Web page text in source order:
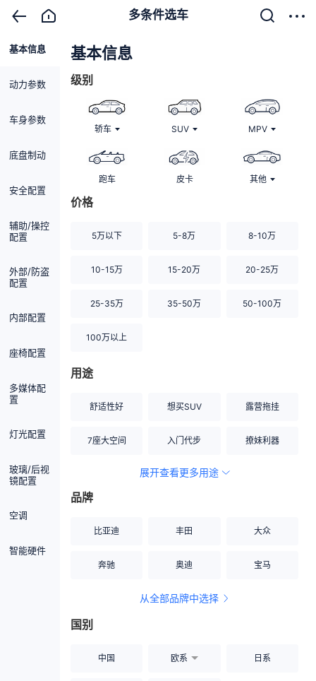
多条件选车
基本信息
动力参数
车身参数
底盘制动
安全配置
辅助/操控
配置
外部/防盗
配置
内部配置
座椅配置
多媒体配
置
灯光配置
玻璃/后视
镜配置
空调
智能硬件
基本信息
级别
轿车 SUV MPV
跑车 皮卡 其他
价格
5万以下 5-8万 8-10万
10-15万 15-20万 20-25万
25-35万 35-50万 50-100万
100万以上
用途
舒适性好 想买SUV 露营拖挂
7座大空间 入门代步 撩妹利器
空间宽敞
展开查看更多用途
品牌
比亚迪 丰田 大众
奔驰 奥迪 宝马
从全部品牌中选择
国别
中国 欧系 日系